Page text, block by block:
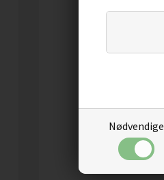
Nødvendige